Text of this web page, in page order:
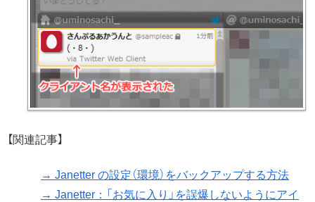
【関連記事】
→ Janetter の設定（環境）をバックアップする方法
→ Janetter：「お気に入り」を誤爆しないようにアイ